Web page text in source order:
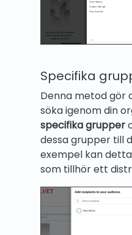
Specifika
Denna metod gör
söka igenom din
specifika grupper
dessa grupper till
exempel kan
som tillhör ett